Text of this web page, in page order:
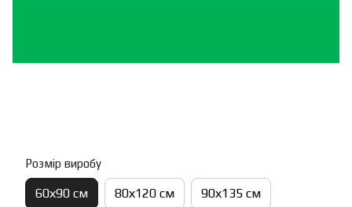
Розмір виробу
60х90 см 80х120 см 90х135 см